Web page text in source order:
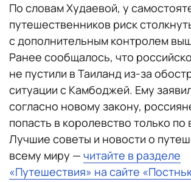
По словам Худаевой, у
путешественников риск
с дополнительным контролем
Ранее сообщалось, что
не пустили в Таиланд из-за
ситуации с Камбоджей. Ему
согласно новому закону,
попасть в королевство только по
Лучшие советы и новости о
всему миру — читайте в разделе
«Путешествия» на сайте